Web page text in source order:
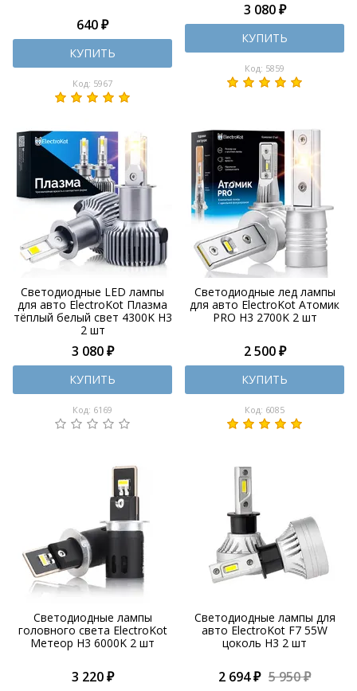
640 ₽
КУПИТЬ
Код: 5967
3 080 ₽
КУПИТЬ
Код: 5859
Светодиодные LED лампы
для авто ElectroKot Плазма
тёплый белый свет 4300K H3
2 шт
3 080 ₽
КУПИТЬ
Код: 6169
Светодиодные лед лампы
для авто ElectroKot Атомик
PRO H3 2700K 2 шт
2 500 ₽
КУПИТЬ
Код: 6085
Светодиодные лампы
головного света ElectroKot
Метеор H3 6000K 2 шт
3 220 ₽
Светодиодные лампы для
авто ElectroKot F7 55W
цоколь H3 2 шт
2 694 ₽ 5 950 ₽